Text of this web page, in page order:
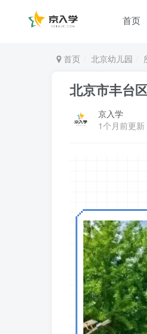
首页
首页 北京幼儿园
北京市丰台
京入学
1个月前更新